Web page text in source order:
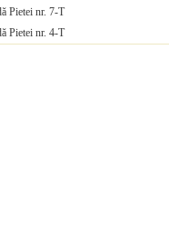
Pietei nr. 7-T
Pietei nr. 4-T